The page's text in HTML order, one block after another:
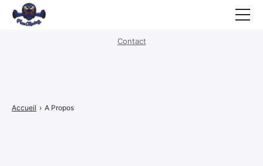
Accueil › A Propos
Contact